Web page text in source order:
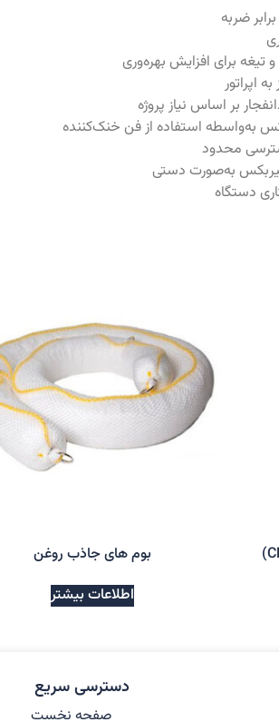
ضربه
برای افزایش بهره‌وری
اپراتور
بر اساس نیاز پروژه
به‌واسطه استفاده از فن خنک‌کننده
محدود
به‌صورت دستی
دستگاه
بوم های جاذب روغن
اطلاعات بیشتر
دسترسی سریع
صفحه نخست